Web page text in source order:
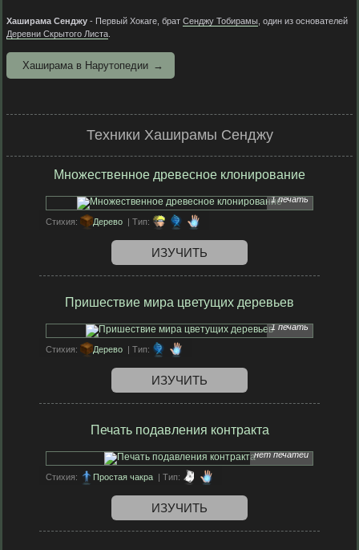
Хаширама Сенджу - Первый Хокаге, брат Сенджу Тобирамы , один из основателей
Деревни Скрытого Листа
Хаширама в Нарутопедии
Техники Хаширамы Сенджу
Множественное древесное клонирование
1 печать
Стихия: Дерево | Тип:
ИЗУЧИТЬ
Пришествие мира цветущих деревьев
1 печать
Стихия: Дерево | Тип:
ИЗУЧИТЬ
Печать подавления контракта
нет печатей
Стихия: Простая чакра | Тип:
ИЗУЧИТЬ